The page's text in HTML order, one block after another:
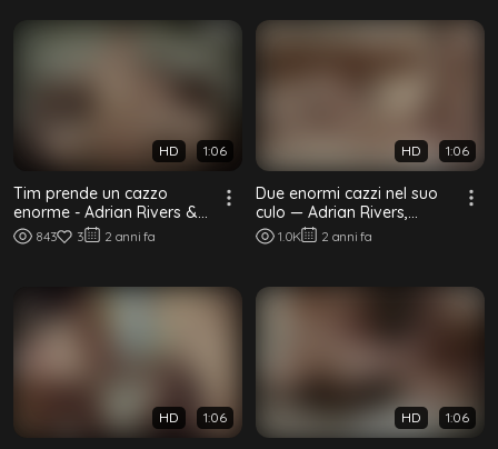
HD 1:06
Tim prende un cazzo
enorme - Adrian Rivers &
Tim Law
843 3 2 anni fa
HD 1:06
Due enormi cazzi nel suo
culo — Adrian Rivers,
Johny Cruz & Manuel
Emilio
1.0K 2 anni fa
HD 1:06 HD 1:06